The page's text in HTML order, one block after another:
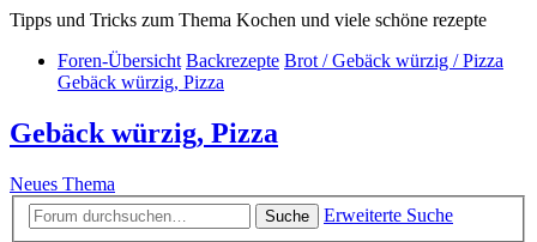
Tipps und Tricks zum Thema Kochen und viele schöne rezepte
Foren-Übersicht Backrezepte Brot / Gebäck würzig / Pizza
Gebäck würzig, Pizza
Gebäck würzig, Pizza
Neues Thema
Suche
Erweiterte Suche